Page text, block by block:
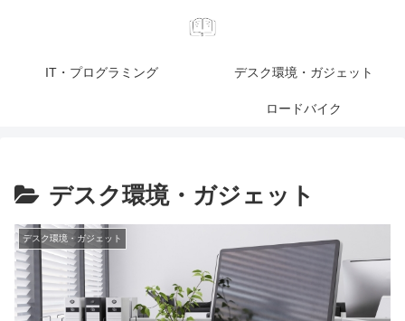
IT・プログラミング デスク環境・ガジェット
ロードバイク
デスク環境・ガジェット
デスク環境・ガジェット